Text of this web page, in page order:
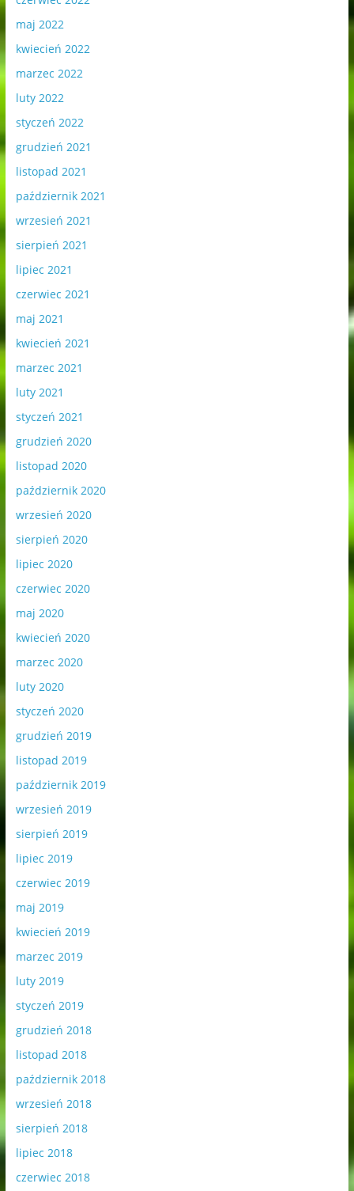
maj 2022
kwiecień 2022
marzec 2022
luty 2022
styczeń 2022
grudzień 2021
listopad 2021
październik 2021
wrzesień 2021
sierpień 2021
lipiec 2021
czerwiec 2021
maj 2021
kwiecień 2021
marzec 2021
luty 2021
styczeń 2021
grudzień 2020
listopad 2020
październik 2020
wrzesień 2020
sierpień 2020
lipiec 2020
czerwiec 2020
maj 2020
kwiecień 2020
marzec 2020
luty 2020
styczeń 2020
grudzień 2019
listopad 2019
październik 2019
wrzesień 2019
sierpień 2019
lipiec 2019
czerwiec 2019
maj 2019
kwiecień 2019
marzec 2019
luty 2019
styczeń 2019
grudzień 2018
listopad 2018
październik 2018
wrzesień 2018
sierpień 2018
lipiec 2018
czerwiec 2018